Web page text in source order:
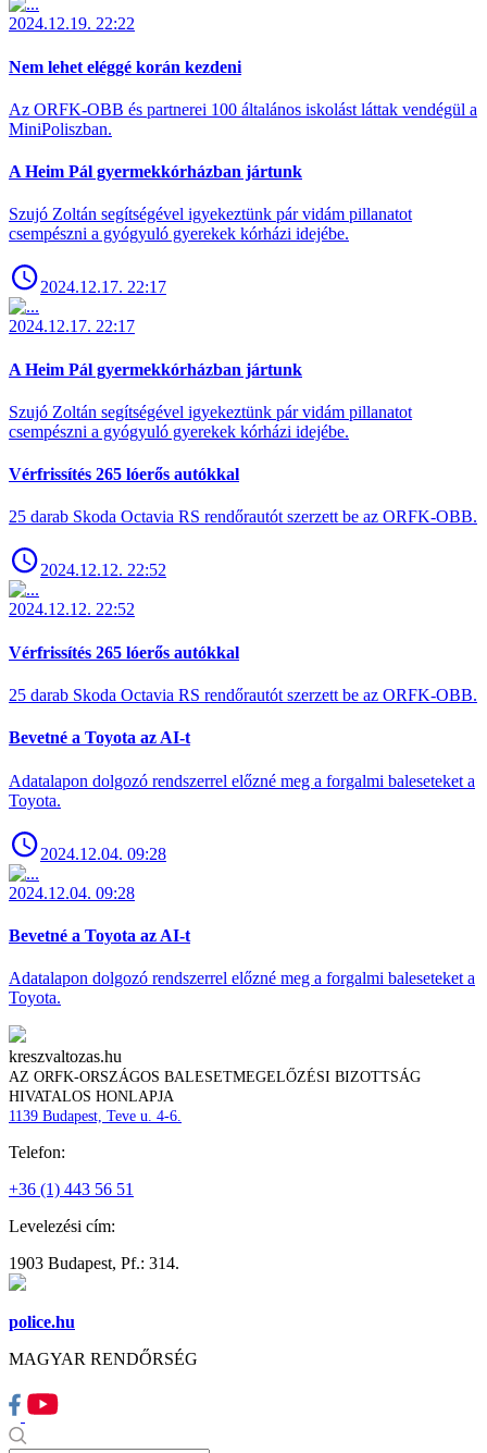
2024.12.19. 22:22
Nem lehet eléggé korán kezdeni
Az ORFK-OBB és partnerei 100 általános iskolást láttak vendégül a
MiniPoliszban.
A Heim Pál gyermekkórházban jártunk
Szujó Zoltán segítségével igyekeztünk pár vidám pillanatot
csempészni a gyógyuló gyerekek kórházi idejébe.
2024.12.17. 22:17
2024.12.17. 22:17
A Heim Pál gyermekkórházban jártunk
Szujó Zoltán segítségével igyekeztünk pár vidám pillanatot
csempészni a gyógyuló gyerekek kórházi idejébe.
Vérfrissítés 265 lóerős autókkal
25 darab Skoda Octavia RS rendőrautót szerzett be az ORFK-OBB.
2024.12.12. 22:52
2024.12.12. 22:52
Vérfrissítés 265 lóerős autókkal
25 darab Skoda Octavia RS rendőrautót szerzett be az ORFK-OBB.
Bevetné a Toyota az AI-t
Adatalapon dolgozó rendszerrel előzné meg a forgalmi baleseteket a
Toyota.
2024.12.04. 09:28
2024.12.04. 09:28
Bevetné a Toyota az AI-t
Adatalapon dolgozó rendszerrel előzné meg a forgalmi baleseteket a
Toyota.
kreszvaltozas.hu
AZ ORFK-ORSZÁGOS BALESETMEGELŐZÉSI BIZOTTSÁG
HIVATALOS HONLAPJA
1139 Budapest, Teve u. 4-6.
Telefon:
+36 (1) 443 56 51
Levelezési cím:
1903 Budapest, Pf.: 314.
police.hu
MAGYAR RENDŐRSÉG